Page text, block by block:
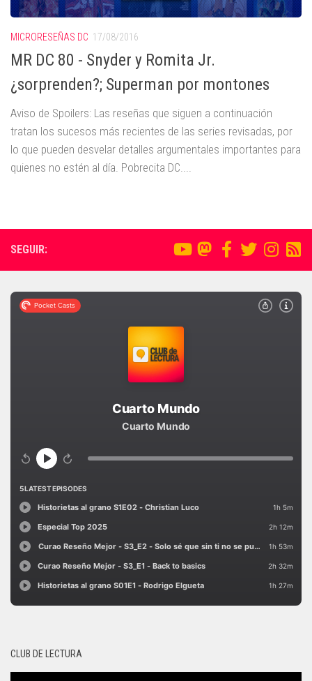
MICRORESEÑAS DC 17/08/2016
MR DC 80 - Snyder y Romita Jr.
¿sorprenden?; Superman por montones
Aviso de Spoilers: Las reseñas que siguen a continuación
tratan los sucesos más recientes de las series revisadas, por
lo que pueden desvelar detalles argumentales importantes para
quienes no estén al día. Pobrecita DC....
SEGUIR:
CLUB DE LECTURA